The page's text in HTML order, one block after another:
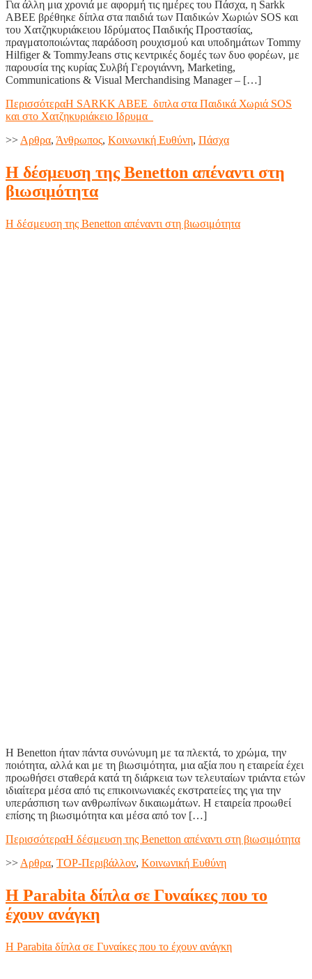
Για άλλη μια χρονιά με αφορμή τις ημέρες του Πάσχα, η Sarkk
ΑΒΕΕ βρέθηκε δίπλα στα παιδιά των Παιδικών Χωριών SOS και
του Χατζηκυριάκειου Ιδρύματος Παιδικής Προστασίας,
πραγματοποιώντας παράδοση ρουχισμού και υποδημάτων Tommy
Hilfiger & TommyJeans στις κεντρικές δομές των δυο φορέων, με
παρουσία της κυρίας Συλβή Γερογιάννη, Marketing,
Communications & Visual Merchandising Manager – […]
ΠερισσότεραΗ SARKK ABEE διπλα στα Παιδικά Χωριά SOS
και στο Χατζηκυριάκειο Ιδρυμα
>>Aρθρα, Άνθρωπος, Κοινωνική Ευθύνη, Πάσχα
Η δέσμευση της Benetton απέναντι στη
βιωσιμότητα
Η δέσμευση της Benetton απέναντι στη βιωσιμότητα
Η Benetton ήταν πάντα συνώνυμη με τα πλεκτά, το χρώμα, την
ποιότητα, αλλά και με τη βιωσιμότητα, μια αξία που η εταιρεία έχει
προωθήσει σταθερά κατά τη διάρκεια των τελευταίων τριάντα ετών
ιδιαίτερα μέσα από τις επικοινωνιακές εκστρατείες της για την
υπεράσπιση των ανθρωπίνων δικαιωμάτων. Η εταιρεία προωθεί
επίσης τη βιωσιμότητα και μέσα από τον […]
ΠερισσότεραΗ δέσμευση της Benetton απέναντι στη βιωσιμότητα
>>Aρθρα, TOP-Περιβάλλον, Κοινωνική Ευθύνη
Η Parabita δίπλα σε Γυναίκες που το
έχουν ανάγκη
Η Parabita δίπλα σε Γυναίκες που το έχουν ανάγκη